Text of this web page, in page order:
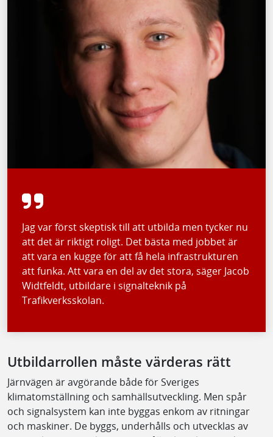
Jag var först skeptisk till att utbilda men tycker nu
att det är riktigt roligt. Det bästa med jobbet är
att vara en kugge för att få hela infrastrukturen
att funka. Att vara en del av det stora, säger Jacob
Widtfeldt, utbildare i signalteknik på
Trafikverksskolan.
Utbildarrollen måste värderas rätt
Järnvägen är avgörande både för Sveriges
klimatomställning och samhällsutveckling. Men spår
och signalsystem kan inte byggas enkom av ritningar
och maskiner. De byggs, underhålls och utvecklas av